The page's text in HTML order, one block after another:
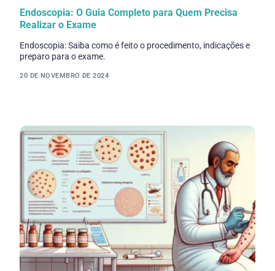
Endoscopia: O Guia Completo para Quem Precisa
Realizar o Exame
Endoscopia: Saiba como é feito o procedimento, indicações e
preparo para o exame.
20 DE NOVEMBRO DE 2024